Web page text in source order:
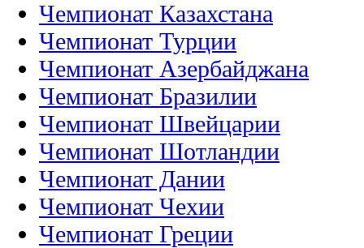
Чемпионат Казахстана
Чемпионат Турции
Чемпионат Азербайджана
Чемпионат Бразилии
Чемпионат Швейцарии
Чемпионат Шотландии
Чемпионат Дании
Чемпионат Чехии
Чемпионат Греции